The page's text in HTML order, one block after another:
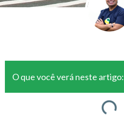
O que você verá neste artigo: